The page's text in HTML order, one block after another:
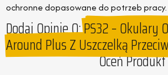
ochronne dopasowane do potrzeb pracy.
Dodaj Opinie O:PS32 – Okulary
Around Plus Z Uszczelką
Oceń Produkt